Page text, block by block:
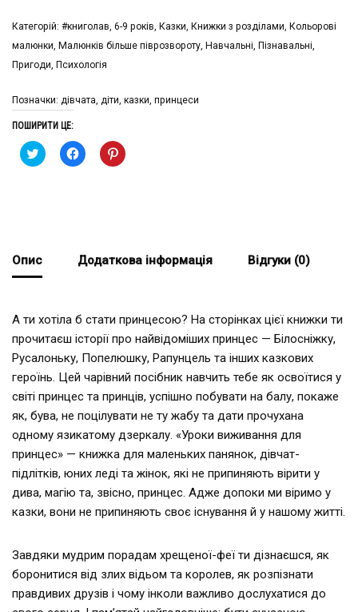
Категорій: #книголав, 6-9 рокiв, Казки, Книжки з розділами, Кольорові
малюнки, Малюнків більше піврозвороту, Навчальні, Пізнавальні,
Пригоди, Психологія
Позначки: дівчата, діти, казки, принцеси
ПОШИРИТИ ЦЕ:
Натисніть,
щоби
Натисніть
щоб
Натисніть,
щоби
Опис
Додаткова інформація Відгуки (0)
А ти хотіла б стати принцесою? На сторінках цієї книжки ти
прочитаєш історії про найвідоміших принцес — Білосніжку,
Русалоньку, Попелюшку, Рапунцель та інших казкових
героїнь. Цей чарівний посібник навчить тебе як освоїтися у
світі принцес та принців, успішно побувати на балу, покаже
як, бува, не поцілувати не ту жабу та дати прочухана
одному язикатому дзеркалу. «Уроки виживання для
принцес» — книжка для маленьких панянок, дівчат-
підлітків, юних леді та жінок, які не припиняють вірити у
дива, магію та, звісно, принцес. Адже допоки ми віримо у
казки, вони не припиняють своє існування й у нашому житті.
Завдяки мудрим порадам хрещеної-феї ти дізнаєшся, як
боронитися від злих відьом та королев, як розпізнати
правдивих друзів і чому інколи важливо дослухатися до